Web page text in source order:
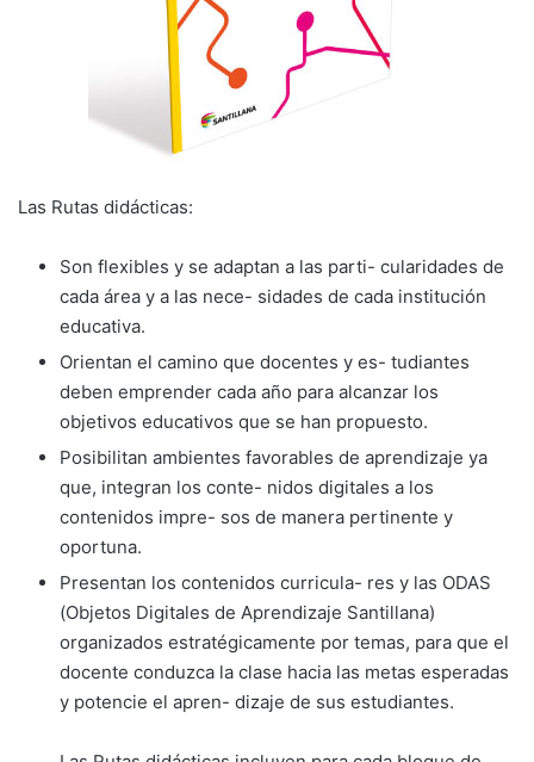
Las Rutas didácticas:
Son flexibles y se adaptan a las parti- cularidades de
cada área y a las nece- sidades de cada institución
educativa.
Orientan el camino que docentes y es- tudiantes
deben emprender cada año para alcanzar los
objetivos educativos que se han propuesto.
Posibilitan ambientes favorables de aprendizaje ya
que, integran los conte- nidos digitales a los
contenidos impre- sos de manera pertinente y
oportuna.
Presentan los contenidos curricula- res y las ODAS
(Objetos Digitales de Aprendizaje Santillana)
organizados estratégicamente por temas, para que el
docente conduzca la clase hacia las metas esperadas
y potencie el apren- dizaje de sus estudiantes.